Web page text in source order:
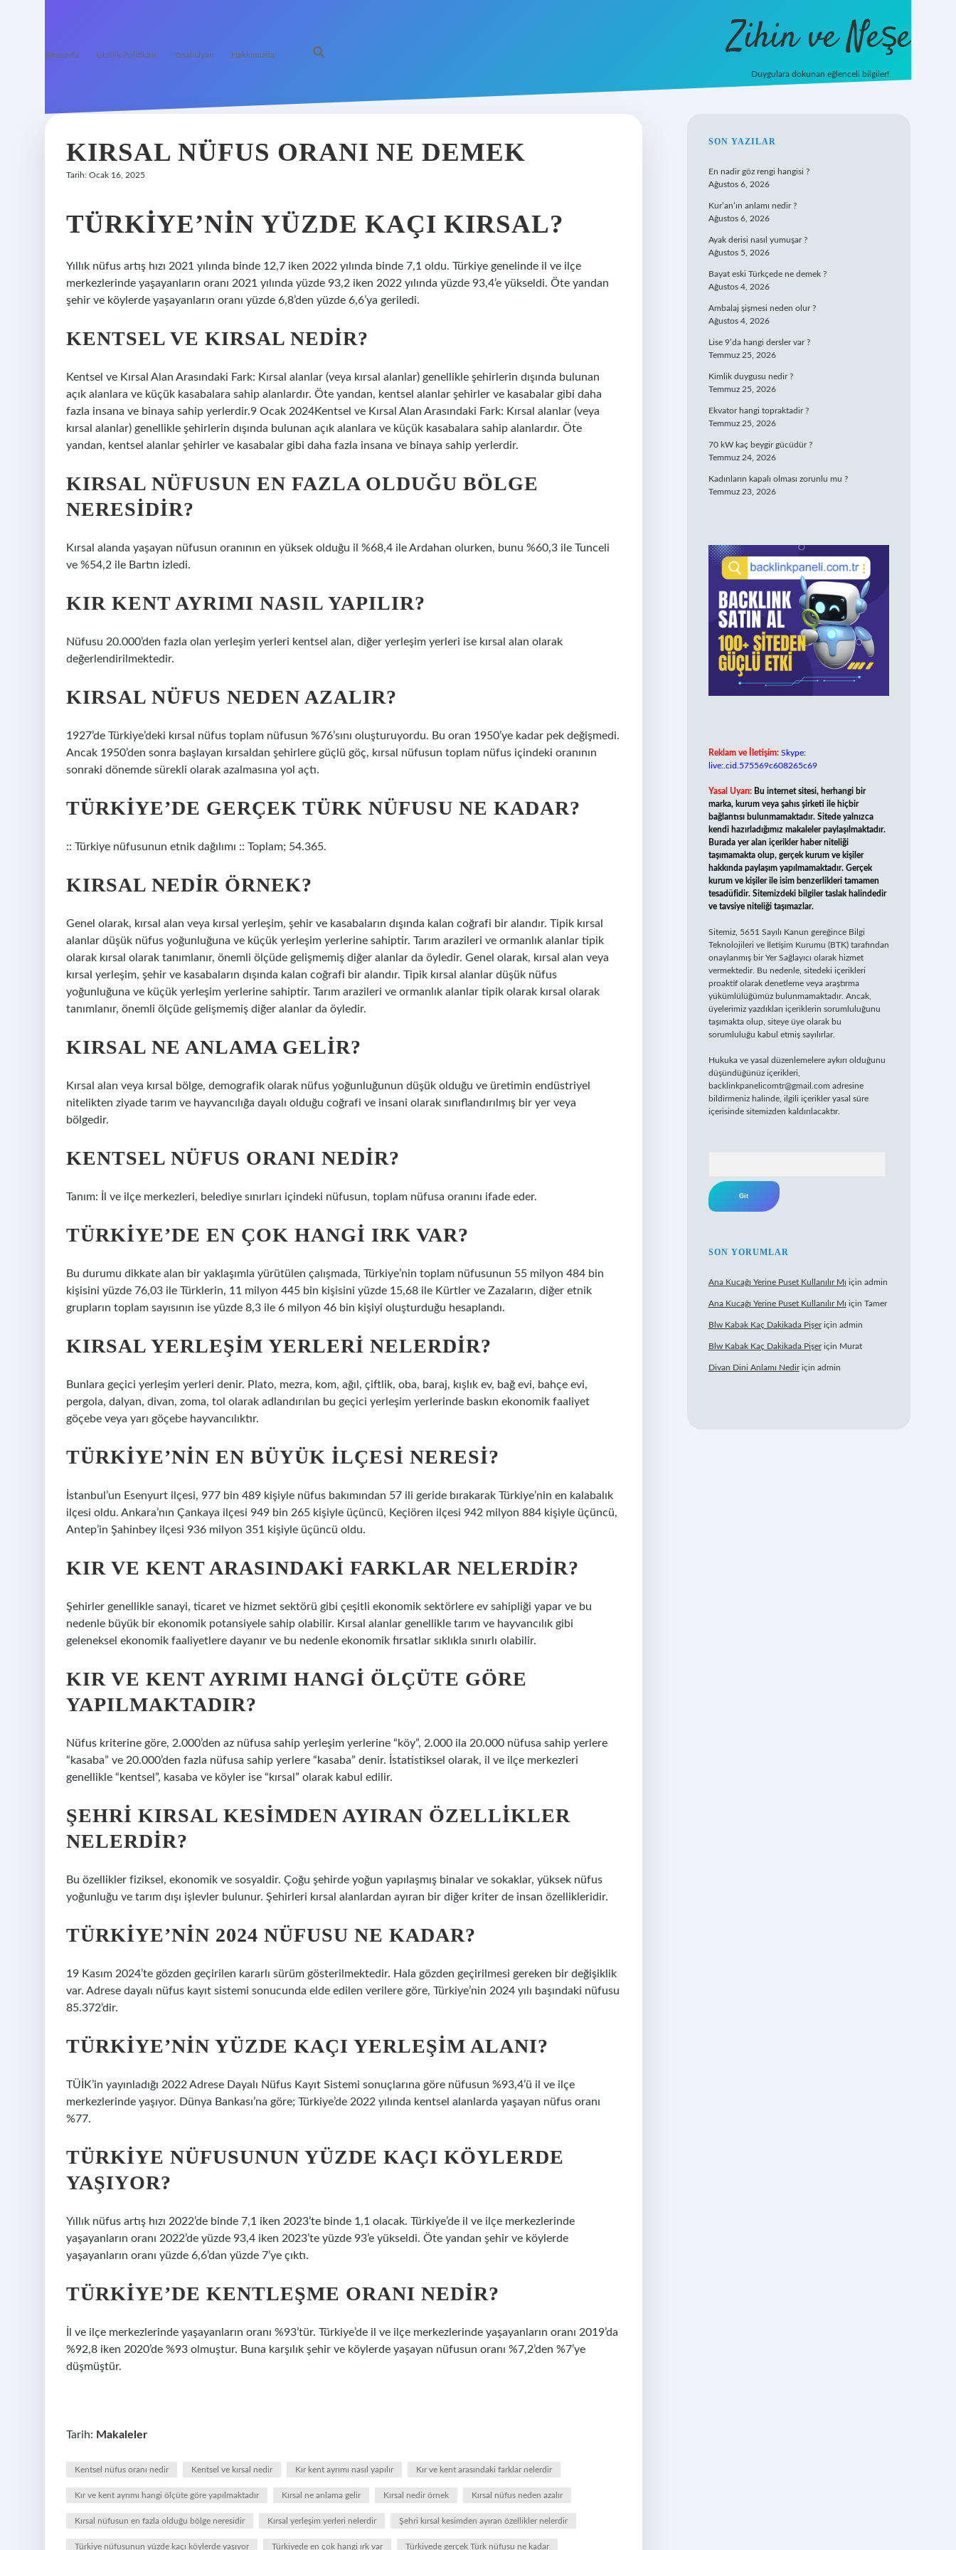
Anasayfa Gizlilik Politikası Yasal Uyarı Hakkımızda Zihin ve Neşe
Duygulara dokunan eğlenceli bilgiler!
KIRSAL NÜFUS ORANI NE DEMEK
Tarih: Ocak 16, 2025
TÜRKIYE’NIN YÜZDE KAÇI KIRSAL?
Yıllık nüfus artış hızı 2021 yılında binde 12,7 iken 2022 yılında binde 7,1 oldu. Türkiye genelinde il ve ilçe
merkezlerinde yaşayanların oranı 2021 yılında yüzde 93,2 iken 2022 yılında yüzde 93,4’e yükseldi. Öte yandan
şehir ve köylerde yaşayanların oranı yüzde 6,8’den yüzde 6,6’ya geriledi.
KENTSEL VE KIRSAL NEDIR?
Kentsel ve Kırsal Alan Arasındaki Fark: Kırsal alanlar (veya kırsal alanlar) genellikle şehirlerin dışında bulunan
açık alanlara ve küçük kasabalara sahip alanlardır. Öte yandan, kentsel alanlar şehirler ve kasabalar gibi daha
fazla insana ve binaya sahip yerlerdir.9 Ocak 2024Kentsel ve Kırsal Alan Arasındaki Fark: Kırsal alanlar (veya
kırsal alanlar) genellikle şehirlerin dışında bulunan açık alanlara ve küçük kasabalara sahip alanlardır. Öte
yandan, kentsel alanlar şehirler ve kasabalar gibi daha fazla insana ve binaya sahip yerlerdir.
KIRSAL NÜFUSUN EN FAZLA OLDUĞU BÖLGE
NERESIDIR?
Kırsal alanda yaşayan nüfusun oranının en yüksek olduğu il %68,4 ile Ardahan olurken, bunu %60,3 ile Tunceli
ve %54,2 ile Bartın izledi.
KIR KENT AYRIMI NASIL YAPILIR?
Nüfusu 20.000’den fazla olan yerleşim yerleri kentsel alan, diğer yerleşim yerleri ise kırsal alan olarak
değerlendirilmektedir.
KIRSAL NÜFUS NEDEN AZALIR?
1927’de Türkiye’deki kırsal nüfus toplam nüfusun %76’sını oluşturuyordu. Bu oran 1950’ye kadar pek değişmedi.
Ancak 1950’den sonra başlayan kırsaldan şehirlere güçlü göç, kırsal nüfusun toplam nüfus içindeki oranının
sonraki dönemde sürekli olarak azalmasına yol açtı.
TÜRKIYE’DE GERÇEK TÜRK NÜFUSU NE KADAR?
:: Türkiye nüfusunun etnik dağılımı :: Toplam; 54.365.
KIRSAL NEDIR ÖRNEK?
Genel olarak, kırsal alan veya kırsal yerleşim, şehir ve kasabaların dışında kalan coğrafi bir alandır. Tipik kırsal
alanlar düşük nüfus yoğunluğuna ve küçük yerleşim yerlerine sahiptir. Tarım arazileri ve ormanlık alanlar tipik
olarak kırsal olarak tanımlanır, önemli ölçüde gelişmemiş diğer alanlar da öyledir. Genel olarak, kırsal alan veya
kırsal yerleşim, şehir ve kasabaların dışında kalan coğrafi bir alandır. Tipik kırsal alanlar düşük nüfus
yoğunluğuna ve küçük yerleşim yerlerine sahiptir. Tarım arazileri ve ormanlık alanlar tipik olarak kırsal olarak
tanımlanır, önemli ölçüde gelişmemiş diğer alanlar da öyledir.
KIRSAL NE ANLAMA GELIR?
Kırsal alan veya kırsal bölge, demografik olarak nüfus yoğunluğunun düşük olduğu ve üretimin endüstriyel
nitelikten ziyade tarım ve hayvancılığa dayalı olduğu coğrafi ve insani olarak sınıflandırılmış bir yer veya
bölgedir.
KENTSEL NÜFUS ORANI NEDIR?
Tanım: İl ve ilçe merkezleri, belediye sınırları içindeki nüfusun, toplam nüfusa oranını ifade eder.
TÜRKIYE’DE EN ÇOK HANGI IRK VAR?
Bu durumu dikkate alan bir yaklaşımla yürütülen çalışmada, Türkiye’nin toplam nüfusunun 55 milyon 484 bin
kişisini yüzde 76,03 ile Türklerin, 11 milyon 445 bin kişisini yüzde 15,68 ile Kürtler ve Zazaların, diğer etnik
grupların toplam sayısının ise yüzde 8,3 ile 6 milyon 46 bin kişiyi oluşturduğu hesaplandı.
KIRSAL YERLEŞIM YERLERI NELERDIR?
Bunlara geçici yerleşim yerleri denir. Plato, mezra, kom, ağıl, çiftlik, oba, baraj, kışlık ev, bağ evi, bahçe evi,
pergola, dalyan, divan, zoma, tol olarak adlandırılan bu geçici yerleşim yerlerinde baskın ekonomik faaliyet
göçebe veya yarı göçebe hayvancılıktır.
TÜRKIYE’NIN EN BÜYÜK ILÇESI NERESI?
İstanbul’un Esenyurt ilçesi, 977 bin 489 kişiyle nüfus bakımından 57 ili geride bırakarak Türkiye’nin en kalabalık
ilçesi oldu. Ankara’nın Çankaya ilçesi 949 bin 265 kişiyle üçüncü, Keçiören ilçesi 942 milyon 884 kişiyle üçüncü,
Antep’in Şahinbey ilçesi 936 milyon 351 kişiyle üçüncü oldu.
KIR VE KENT ARASINDAKI FARKLAR NELERDIR?
Şehirler genellikle sanayi, ticaret ve hizmet sektörü gibi çeşitli ekonomik sektörlere ev sahipliği yapar ve bu
nedenle büyük bir ekonomik potansiyele sahip olabilir. Kırsal alanlar genellikle tarım ve hayvancılık gibi
geleneksel ekonomik faaliyetlere dayanır ve bu nedenle ekonomik fırsatlar sıklıkla sınırlı olabilir.
KIR VE KENT AYRIMI HANGI ÖLÇÜTE GÖRE
YAPILMAKTADIR?
Nüfus kriterine göre, 2.000’den az nüfusa sahip yerleşim yerlerine “köy”, 2.000 ila 20.000 nüfusa sahip yerlere
“kasaba” ve 20.000’den fazla nüfusa sahip yerlere “kasaba” denir. İstatistiksel olarak, il ve ilçe merkezleri
genellikle “kentsel”, kasaba ve köyler ise “kırsal” olarak kabul edilir.
ŞEHRI KIRSAL KESIMDEN AYIRAN ÖZELLIKLER
NELERDIR?
Bu özellikler fiziksel, ekonomik ve sosyaldir. Çoğu şehirde yoğun yapılaşmış binalar ve sokaklar, yüksek nüfus
yoğunluğu ve tarım dışı işlevler bulunur. Şehirleri kırsal alanlardan ayıran bir diğer kriter de insan özellikleridir.
TÜRKIYE’NIN 2024 NÜFUSU NE KADAR?
19 Kasım 2024’te gözden geçirilen kararlı sürüm gösterilmektedir. Hala gözden geçirilmesi gereken bir değişiklik
var. Adrese dayalı nüfus kayıt sistemi sonucunda elde edilen verilere göre, Türkiye’nin 2024 yılı başındaki nüfusu
85.372’dir.
TÜRKIYE’NIN YÜZDE KAÇI YERLEŞIM ALANI?
TÜİK’in yayınladığı 2022 Adrese Dayalı Nüfus Kayıt Sistemi sonuçlarına göre nüfusun %93,4’ü il ve ilçe
merkezlerinde yaşıyor. Dünya Bankası’na göre; Türkiye’de 2022 yılında kentsel alanlarda yaşayan nüfus oranı
%77.
TÜRKIYE NÜFUSUNUN YÜZDE KAÇI KÖYLERDE
YAŞIYOR?
Yıllık nüfus artış hızı 2022’de binde 7,1 iken 2023’te binde 1,1 olacak. Türkiye’de il ve ilçe merkezlerinde
yaşayanların oranı 2022’de yüzde 93,4 iken 2023’te yüzde 93’e yükseldi. Öte yandan şehir ve köylerde
yaşayanların oranı yüzde 6,6’dan yüzde 7’ye çıktı.
TÜRKIYE’DE KENTLEŞME ORANI NEDIR?
İl ve ilçe merkezlerinde yaşayanların oranı %93’tür. Türkiye’de il ve ilçe merkezlerinde yaşayanların oranı 2019’da
%92,8 iken 2020’de %93 olmuştur. Buna karşılık şehir ve köylerde yaşayan nüfusun oranı %7,2’den %7’ye
düşmüştür.
Tarih: Makaleler
Kentsel nüfus oranı nedir Kentsel ve kırsal nedir Kır kent ayrımı nasıl yapılır Kır ve kent arasındaki farklar nelerdir
Kır ve kent ayrımı hangi ölçüte göre yapılmaktadır Kırsal ne anlama gelir Kırsal nedir örnek Kırsal nüfus neden azalır
Kırsal nüfusun en fazla olduğu bölge neresidir Kırsal yerleşim yerleri nelerdir Şehri kırsal kesimden ayıran özellikler nelerdir
Türkiye nüfusunun yüzde kaçı köylerde yaşıyor Türkiyede en çok hangi ırk var Türkiyede gerçek Türk nüfusu ne kadar
SIDEBAR
SON YAZILAR
En nadir göz rengi hangisi ?
Ağustos 6, 2026
Kur’an’ın anlamı nedir ?
Ağustos 6, 2026
Ayak derisi nasıl yumuşar ?
Ağustos 5, 2026
Bayat eski Türkçede ne demek ?
Ağustos 4, 2026
Ambalaj şişmesi neden olur ?
Ağustos 4, 2026
Lise 9’da hangi dersler var ?
Temmuz 25, 2026
Kimlik duygusu nedir ?
Temmuz 25, 2026
Ekvator hangi topraktadir ?
Temmuz 25, 2026
70 kW kaç beygir gücüdür ?
Temmuz 24, 2026
Kadınların kapalı olması zorunlu mu ?
Temmuz 23, 2026
Reklam ve İletişim: Skype:
live:.cid.575569c608265c69
Yasal Uyarı: Bu internet sitesi, herhangi bir
marka, kurum veya şahıs şirketi ile hiçbir
bağlantısı bulunmamaktadır. Sitede yalnızca
kendi hazırladığımız makaleler paylaşılmaktadır.
Burada yer alan içerikler haber niteliği
taşımamakta olup, gerçek kurum ve kişiler
hakkında paylaşım yapılmamaktadır. Gerçek
kurum ve kişiler ile isim benzerlikleri tamamen
tesadüfidir. Sitemizdeki bilgiler taslak halindedir
ve tavsiye niteliği taşımazlar.
Sitemiz, 5651 Sayılı Kanun gereğince Bilgi
Teknolojileri ve İletişim Kurumu (BTK) tarafından
onaylanmış bir Yer Sağlayıcı olarak hizmet
vermektedir. Bu nedenle, sitedeki içerikleri
proaktif olarak denetleme veya araştırma
yükümlülüğümüz bulunmamaktadır. Ancak,
üyelerimiz yazdıkları içeriklerin sorumluluğunu
taşımakta olup, siteye üye olarak bu
sorumluluğu kabul etmiş sayılırlar.
Hukuka ve yasal düzenlemelere aykırı olduğunu
düşündüğünüz içerikleri,
backlinkpanelicomtr@gmail.com adresine
bildirmeniz halinde, ilgili içerikler yasal süre
içerisinde sitemizden kaldırılacaktır.
SON YORUMLAR
Ana Kucağı Yerine Puset Kullanılır Mı için admin
Ana Kucağı Yerine Puset Kullanılır Mı için Tamer
Blw Kabak Kaç Dakikada Pişeriçin admin
Blw Kabak Kaç Dakikada Pişeriçin Murat
Divan Dini Anlamı Nediriçin admin